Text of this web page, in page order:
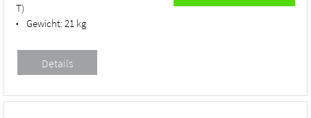
T)
• Gewicht:21 kg